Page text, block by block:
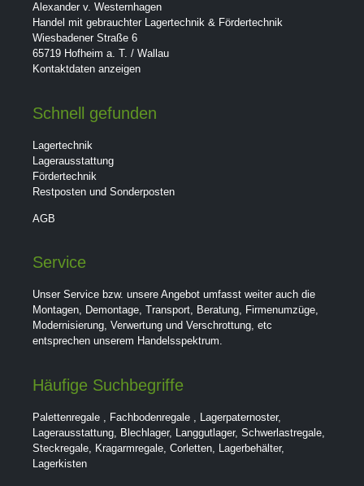
Alexander v. Westernhagen
Handel mit gebrauchter Lagertechnik & Fördertechnik
Wiesbadener Straße 6
65719 Hofheim a. T. / Wallau
Kontaktdaten anzeigen
Schnell gefunden
Lagertechnik
Lagerausstattung
Fördertechnik
Restposten und Sonderposten
AGB
Service
Unser Service bzw. unsere Angebot umfasst weiter auch die
Montagen, Demontage, Transport, Beratung, Firmenumzüge,
Modernisierung, Verwertung und Verschrottung, etc
entsprechen unserem Handelsspektrum.
Häufige Suchbegriffe
Palettenregale Fachbodenregale Lagerpaternoster,
Lagerausstattung
Blechlager, Langgutlager, Schwerlastregale
Steckregale
Kragarmregale Corletten Lagerbehälter,
Lagerkisten